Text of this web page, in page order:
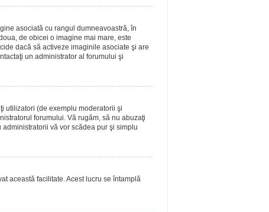
asociată cu rangul dumneavoastră, în
de obicei o imagine mai mare, este
dacă să activeze imaginile asociate şi are
un administrator al forumului şi
utilizatori (de exemplu moderatorii şi
forumului. Vă rugăm, să nu abuzaţi
vă vor scădea pur şi simplu
această facilitate. Acest lucru se întamplă